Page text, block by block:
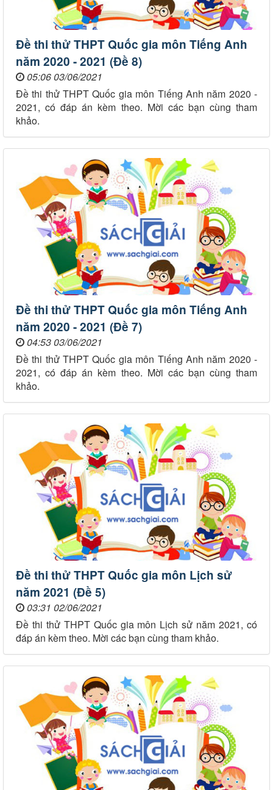
Đề thi thử THPT Quốc gia môn Tiếng Anh
năm 2020 - 2021 (Đề 8)
05:06 03/06/2021
Đề thi thử THPT Quốc gia môn Tiếng Anh năm 2020 -
2021, có đáp án kèm theo. Mời các bạn cùng tham
khảo.
Đề thi thử THPT Quốc gia môn Tiếng Anh
năm 2020 - 2021 (Đề 7)
04:53 03/06/2021
Đề thi thử THPT Quốc gia môn Tiếng Anh năm 2020 -
2021, có đáp án kèm theo. Mời các bạn cùng tham
khảo.
Đề thi thử THPT Quốc gia môn Lịch sử
năm 2021 (Đề 5)
03:31 02/06/2021
Đề thi thử THPT Quốc gia môn Lịch sử năm 2021, có
đáp án kèm theo. Mời các bạn cùng tham khảo.